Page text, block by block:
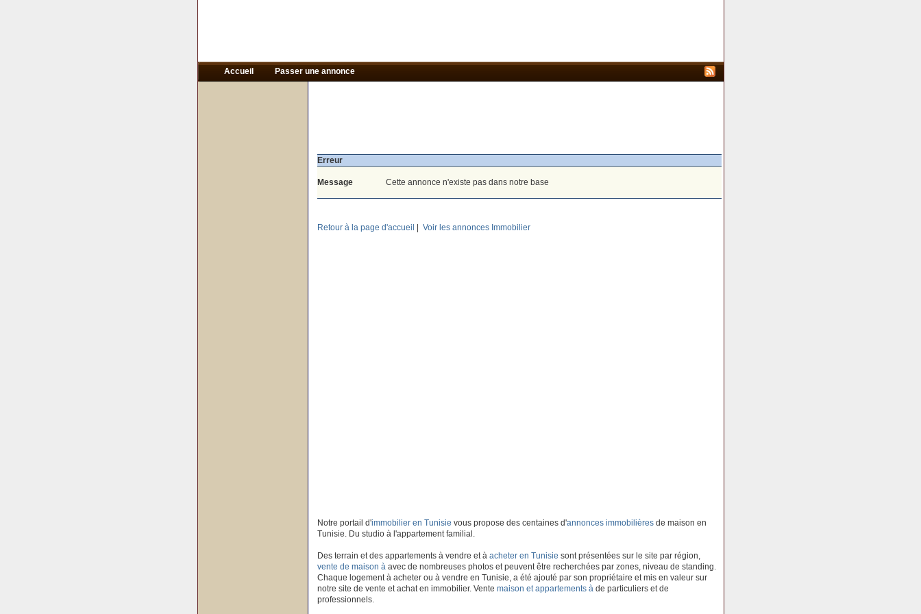
Accueil Passer une annonce
Erreur
Message Cette annonce n'existe pas dans notre base
Retour à la page d'accueil Voir les annonces Immobilier
Notre portail d'immobilier en Tunisie vous propose des centaines d'annonces immobilièresde maison en
Tunisie. Du studio à l'appartement familial.
Des terrain et des appartements à vendre et à acheter en Tunisie sont présentées sur le site par région,
vente de maison à avec de nombreuses photos et peuvent être recherchées par zones, niveau de standing.
Chaque logement à acheter ou à vendre en Tunisie, a été ajouté par son propriétaire et mis en valeur sur
notre site de vente et achat en immobilier. Vente maison et appartements à de particuliers et de
professionnels.